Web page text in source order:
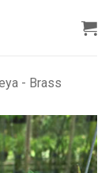
- Brass